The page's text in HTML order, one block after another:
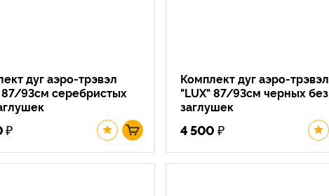
дуг аэро-трэвэл
87/93см серебристых
₽
Комплект дуг аэро-трэвэл
"LUX" 87/93см черных без
заглушек
4 500 ₽